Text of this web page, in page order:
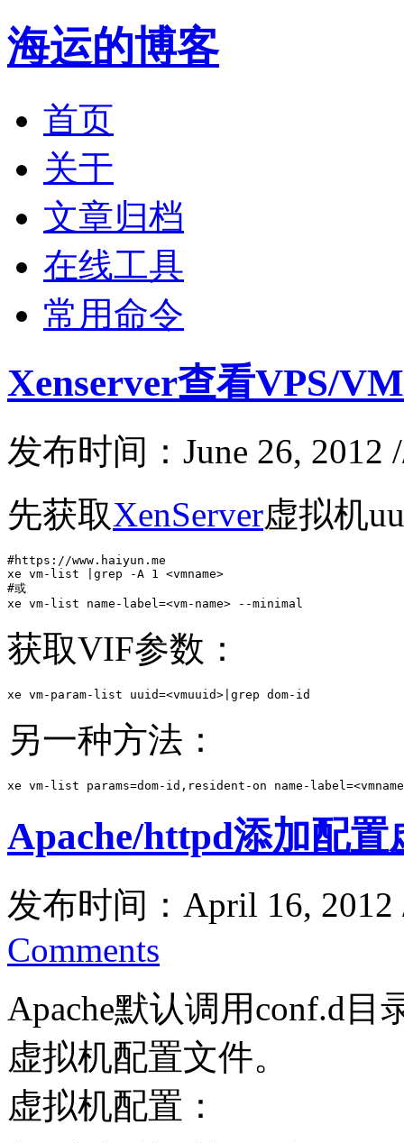
海运的博客
首页
关于
文章归档
在线工具
常用命令
Xenserver查看VPS/
发布时间：June 26, 2012
先获取XenServer虚拟机
#https://www.haiyun.me
xe vm-list |grep -A 1 <vmname>
#或
xe vm-list name-label=<vm-name> --minimal
获取VIF参数：
xe vm-param-list uuid=<vmuuid>|grep dom-id
另一种方法：
xe vm-list params=dom-id,resident-on name-
Apache/httpd添加配置
发布时间：April 16,
Comments
Apache默认调用conf.d
虚拟机配置文件。
虚拟机配置：